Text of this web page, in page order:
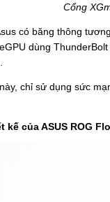
Cổng
có băng thông
dùng
chỉ sử dụng sức
của ASUS ROG